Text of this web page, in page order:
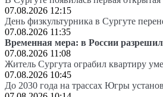
07.08.2026 12:15
День физкультурника в Сургуте
07.08.2026 11:35
Временная мера: в России
07.08.2026 11:08
Житель Сургута ограбил квартиру
07.08.2026 10:45
До 2030 года на трассах Югры